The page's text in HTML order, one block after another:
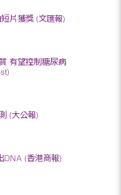
片獲獎 (文匯報)
有望控制糖尿病
(大公報)
DNA (香港商報)